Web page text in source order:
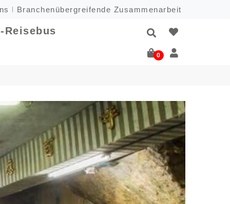
Branchenübergreifende Zusammenarbeit
Reisebus
0